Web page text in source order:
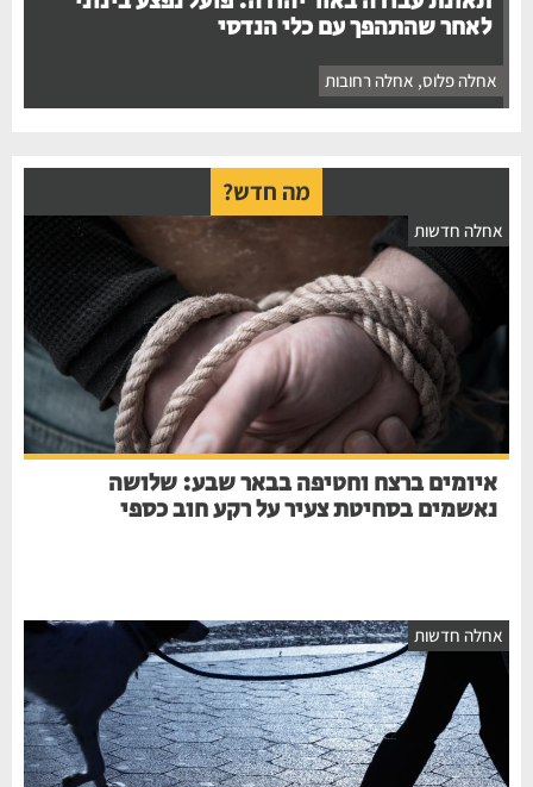
לאחר שהתהפך עם כלי הנדסי
אחלה פלוס, אחלה רחובות
מה חדש?
אחלה חדשות
איומים ברצח וחטיפה בבאר שבע: שלושה
נאשמים בסחיטת צעיר על רקע חוב כספי
אחלה חדשות